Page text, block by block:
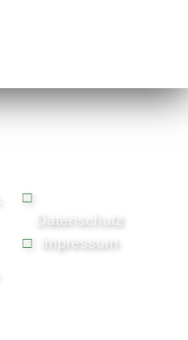
Datenschutz
Impressum